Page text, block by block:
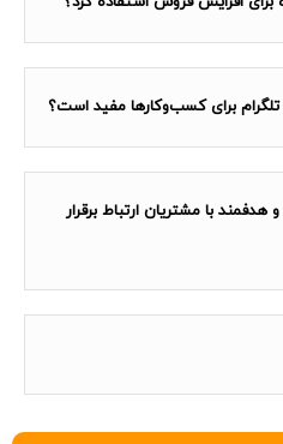
تلگرام برای کسب‌وکارها مفید است؟
با مشتریان ارتباط برقرار